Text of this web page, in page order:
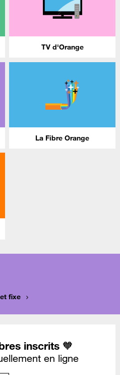
TV d'Orange
La Fibre Orange
fixe
inscrits 🧡
en ligne